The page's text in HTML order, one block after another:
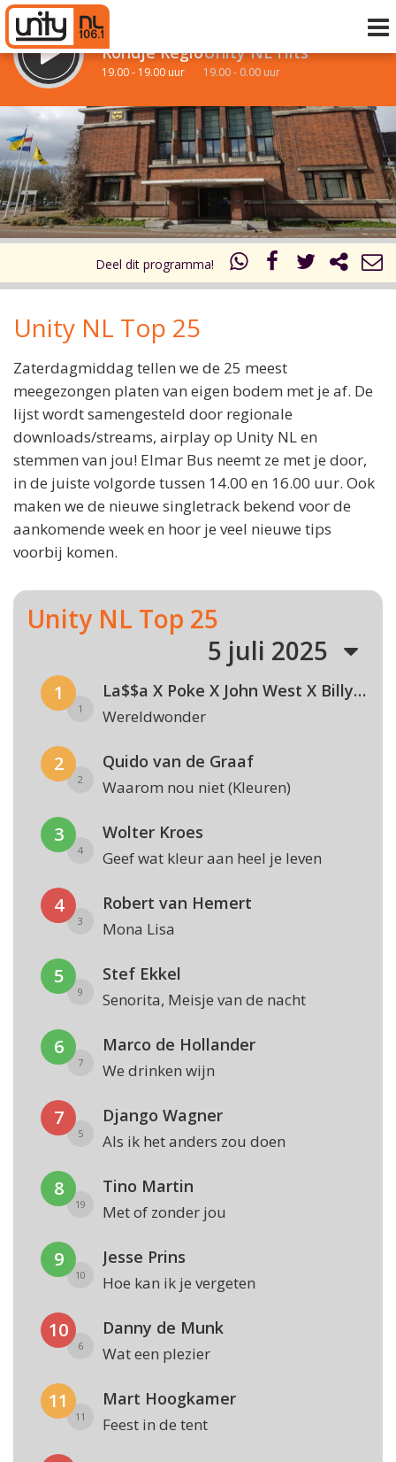
LUISTER LIVE:
Rondje Regio
19.00 - 19.00 uur
Unity NL Hits
19.00 - 0.00 uur
Vorig uur uur 1 van 0 Volgend uur
Inklappen
Deel dit programma!
Unity NL Top 25
Zaterdagmiddag tellen we de 25 meest
meegezongen platen van eigen bodem met je af. De
lijst wordt samengesteld door regionale
downloads/streams, airplay op Unity NL en
stemmen van jou! Elmar Bus neemt ze met je door,
in de juiste volgorde tussen 14.00 en 16.00 uur. Ook
maken we de nieuwe singletrack bekend voor de
aankomende week en hoor je veel nieuwe tips
voorbij komen.
Unity NL Top 25
5 juli 2025
1
1
La$$a X Poke X John West X Billy Dans
Wereldwonder
2
2
Quido van de Graaf
Waarom nou niet (Kleuren)
3
4
Wolter Kroes
Geef wat kleur aan heel je leven
4
3
Robert van Hemert
Mona Lisa
5
9
Stef Ekkel
Senorita, Meisje van de nacht
6
7
Marco de Hollander
We drinken wijn
7
5
Django Wagner
Als ik het anders zou doen
8
19
Tino Martin
Met of zonder jou
9
10
Jesse Prins
Hoe kan ik je vergeten
10
6
Danny de Munk
Wat een plezier
11
11
Mart Hoogkamer
Feest in de tent